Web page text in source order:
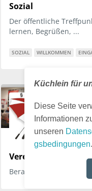
Küchlein für
Diese Seite
Informationen
unseren
gsbedingungen.
Sozial
Der öffentliche
lernen, Begrüßen, ...
SOZIAL WILLKOMMEN
Verein
Beratung und Hilfe